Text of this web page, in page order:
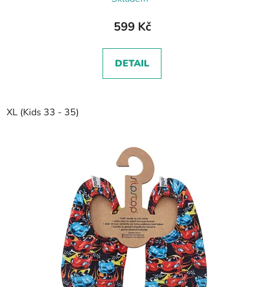
599 Kč
DETAIL
XL (Kids 33 - 35)